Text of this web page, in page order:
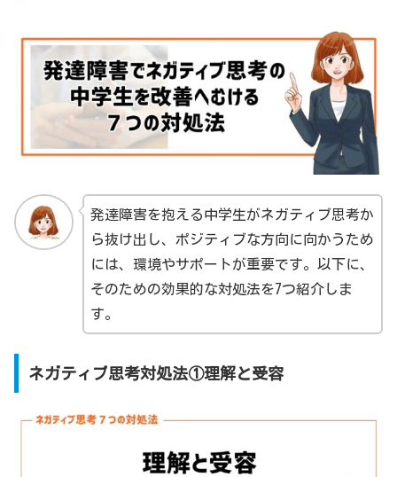
発達障害を抱える中学生がネガティブ思考か
ら抜け出し、ポジティブな方向に向かうため
には、環境やサポートが重要です。以下に、
そのための効果的な対処法を7つ紹介しま
す。
ネガティブ思考対処法①理解と受容